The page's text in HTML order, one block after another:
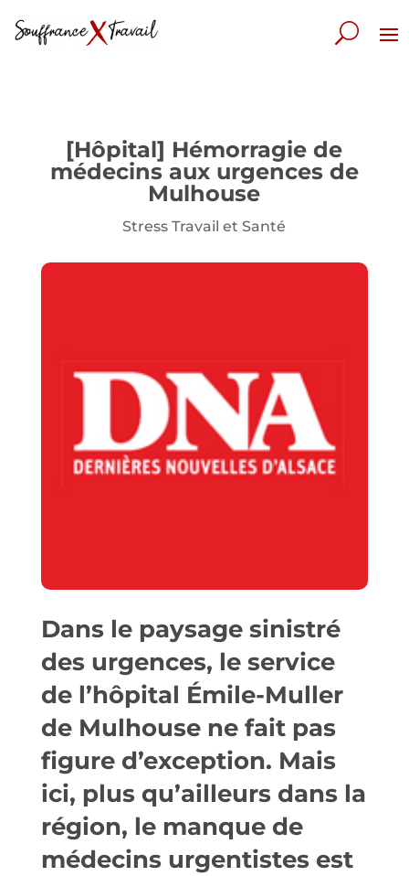
[Hôpital] Hémorragie de
médecins aux urgences de
Mulhouse
Stress Travail et Santé
Dans le paysage sinistré
des urgences, le service
de l’hôpital Émile-Muller
de Mulhouse ne fait pas
figure d’exception. Mais
ici, plus qu’ailleurs dans la
région, le manque de
médecins urgentistes est